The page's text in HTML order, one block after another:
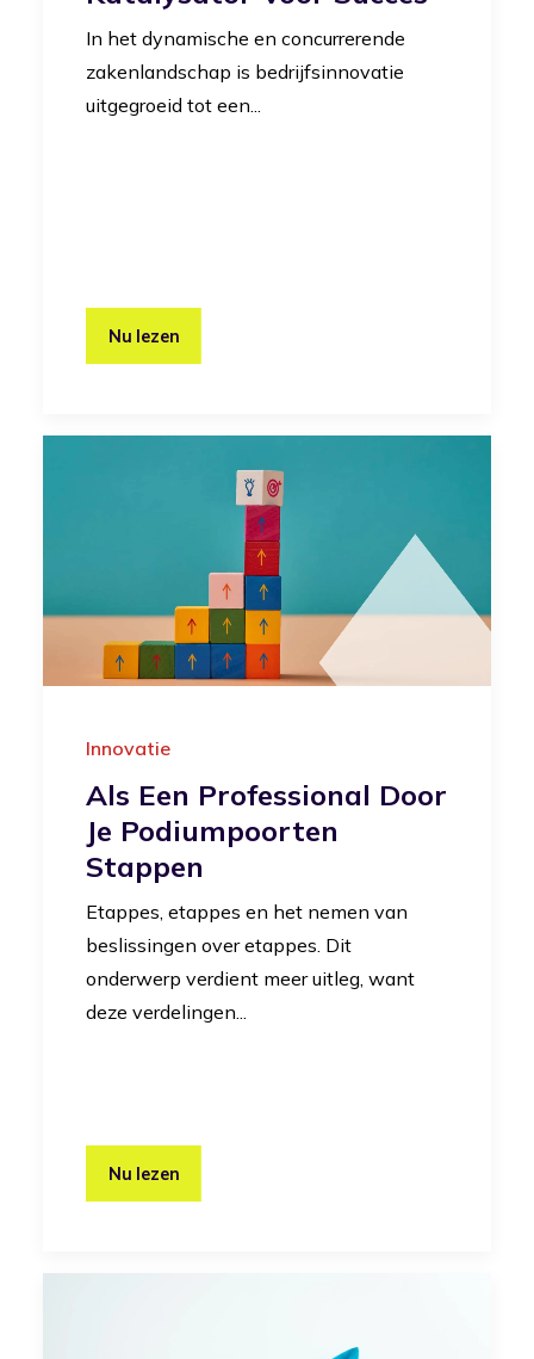
In het dynamische en concurrerende
zakenlandschap is bedrijfsinnovatie
uitgegroeid tot een...
Nu lezen
Innovatie
Als Een Professional Door
Je Podiumpoorten
Stappen
Etappes, etappes en het nemen van
beslissingen over etappes. Dit
onderwerp verdient meer uitleg, want
deze verdelingen...
Nu lezen